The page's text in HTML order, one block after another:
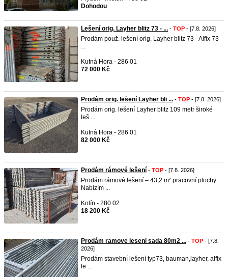
Dohodou
Lešení orig. Layher blitz 73 - ... - TOP - [7.8. 2026]
Prodám použ. lešení orig. Layher blitz 73 - Alfix 73
...
Kutná Hora - 286 01
72 000 Kč
Prodám orig. lešení Layher bli ... - TOP - [7.8. 2026]
Prodám orig. lešení Layher blitz 109 metr široké
leš ...
Kutná Hora - 286 01
82 000 Kč
Prodám rámové lešení - TOP - [7.8. 2026]
Prodám rámové lešení – 43,2 m² pracovní plochy
Nabízím ...
Kolín - 280 02
18 200 Kč
Prodám ramove leseni sada 80m2 ... - TOP - [7.8.
2026]
Prodám stavební lešení typ73, bauman,layher, alfix
le ...